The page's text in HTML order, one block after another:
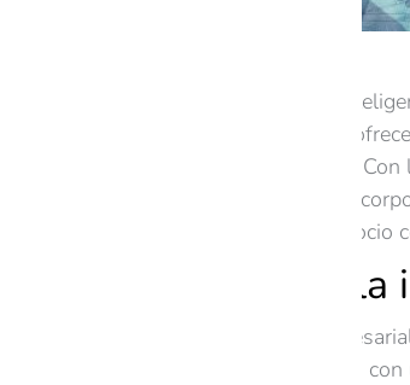
La integración de la
optimizan procesos y
pueden ser ignorados.
sus estrategias para
sostenibilidad del
La ética en
La ética en la IA
la equidad. De acuerdo